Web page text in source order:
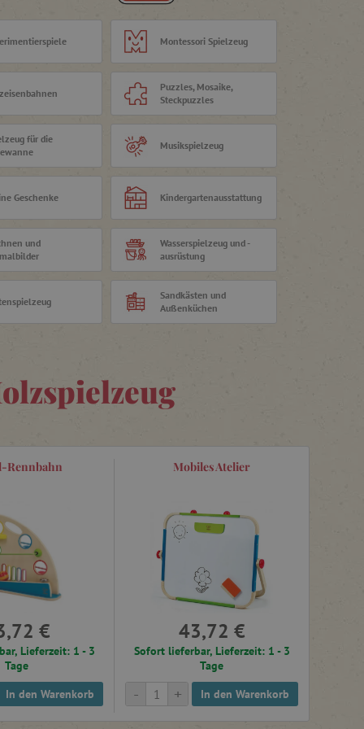
Montessori Spielzeug
Puzzles, Mosaike,
Steckpuzzles
für die
Musikspielzeug
Geschenke Kindergartenausstattung
und
Wasserspielzeug und -
ausrüstung
Sandkästen und
Außenküchen
Rennbahn
€
Lieferzeit: 1 - 3
Tage
In den Warenkorb
Mobiles Atelier
43,72 €
Sofort lieferbar, Lieferzeit: 1 - 3
Tage
+
- In den Warenkorb